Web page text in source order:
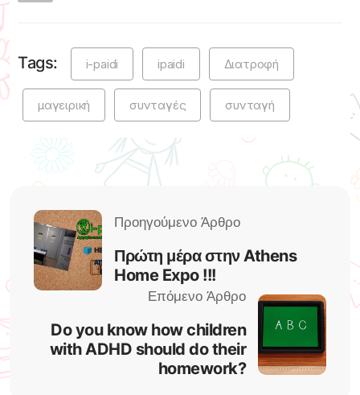
Tags: i-paidi ipaidi Διατροφή
μαγειρική συνταγές συνταγή
Πρώτη μέρα στην Athens
Home Expo !!!
Do you know how children
with ADHD should do their
homework?